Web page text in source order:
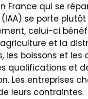
France qui se
se porte
celui-ci
et la
les boissons et
qualifications et
Les entreprises
leurs contraintes.